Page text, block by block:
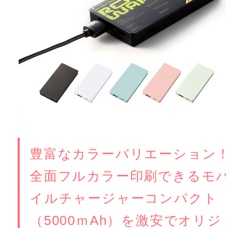
豊富なカラーバリエーション
全面フルカラー印刷できるモ
イルチャージャーコンパクト
（5000ｍAh）を激安でオリジ